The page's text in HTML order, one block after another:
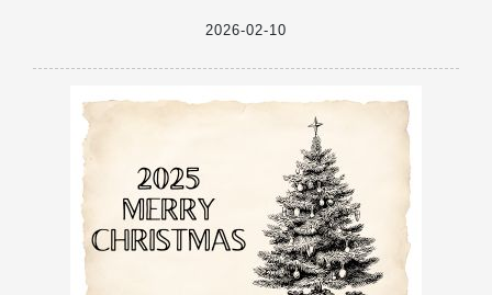
2026-02-10